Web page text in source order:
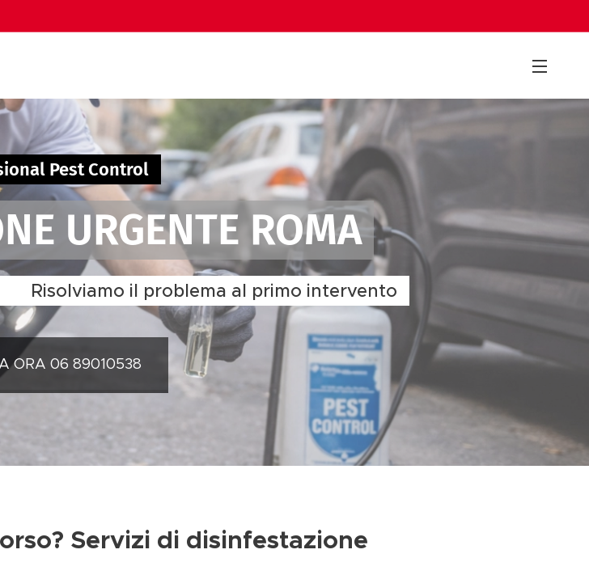
Pest Control
URGENTE ROMA
Risolviamo il problema al primo intervento
ORA 06 89010538
Servizi di disinfestazione